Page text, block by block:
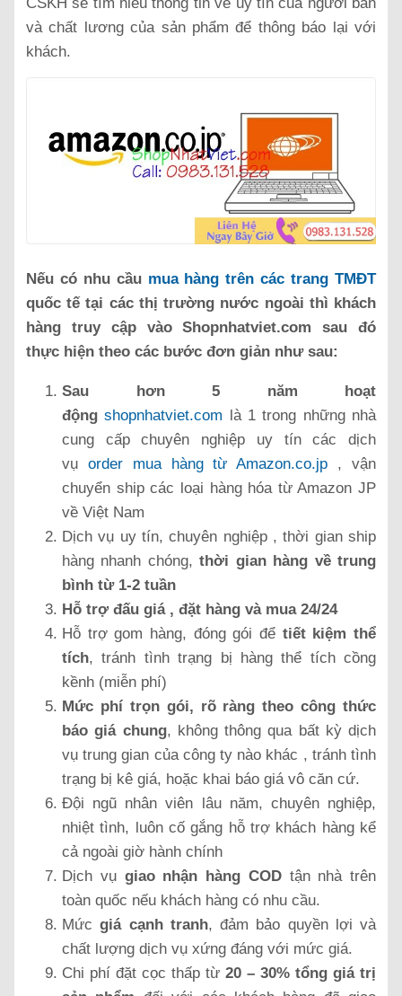
và chất lương của sản phẩm để thông báo lại với
khách.
Nếu có nhu cầu mua hàng trên các trang TMĐT
quốc tế tại các thị trường nước ngoài thì khách
hàng truy cập vào Shopnhatviet.com sau đó
thực hiện theo các bước đơn giản như sau:
Sau hơn 5 năm hoạt
độngshopnhatviet.com là 1 trong những nhà
cung cấp chuyên nghiệp uy tín các dịch
vụ order mua hàng từ Amazon.co.jp , vận
chuyển ship các loại hàng hóa từ Amazon JP
về Việt Nam
Dịch vụ uy tín, chuyên nghiệp , thời gian ship
hàng nhanh chóng,thời gian hàng về trung
bình từ 1-2 tuần
Hỗ trợ đấu giá , đặt hàng và mua 24/24
Hỗ trợ gom hàng, đóng gói để tiết kiệm thể
tích, tránh tình trạng bị hàng thể tích cồng
kềnh (miễn phí)
Mức phí trọn gói, rõ ràng theo công thức
báo giá chung, không thông qua bất kỳ dịch
vụ trung gian của công ty nào khác , tránh tình
trạng bị kê giá, hoặc khai báo giá vô căn cứ.
Đội ngũ nhân viên lâu năm, chuyên nghiệp,
nhiệt tình, luôn cố gắng hỗ trợ khách hàng kể
cả ngoài giờ hành chính
Dịch vụ giao nhận hàng CODtận nhà trên
toàn quốc nếu khách hàng có nhu cầu.
Mứcgiá cạnh tranh, đảm bảo quyền lợi và
chất lượng dịch vụ xứng đáng với mức giá.
Chi phí đặt cọc thấp từ 20 – 30% tổng giá trị